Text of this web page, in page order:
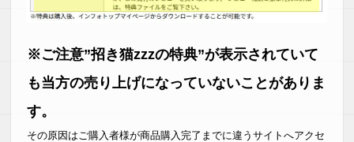
※ご注意”招き猫zzzの特典”が表示されていて
も当方の売り上げになっていないことがありま
す。
その原因はご購入者様が商品購入完了までに違うサイトへアクセ